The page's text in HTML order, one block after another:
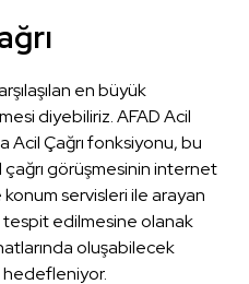
en büyük
diyebiliriz. AFAD Acil
Acil Çağrı fonksiyonu, bu
çağrı görüşmesinin internet
servisleri ile arayan
tespit edilmesine olanak
oluşabilecek